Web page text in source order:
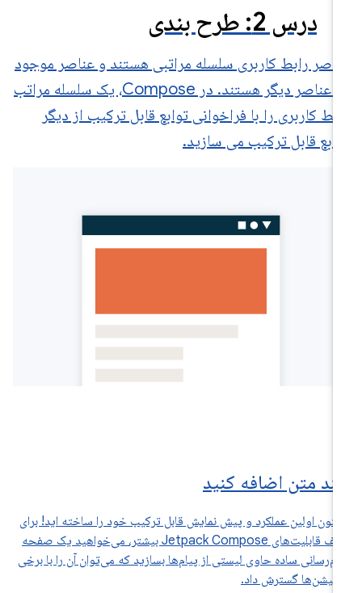
درس 2: طرح بندی
رابط کاربری سلسله مراتبی هستند و عناصر موجود
در عناصر دیگر هستند. در Compose، یک سلسله مراتب
کاربری را با فراخوانی توابع قابل ترکیب از دیگر
قابل ترکیب می سازید.
متن اضافه کنید
اولین عملکرد و پیش نمایش قابل ترکیب خود را ساخته اید! برای
کشف قابلیت‌های Jetpack Compose بیشتر، می‌خواهید یک صفحه
ساده حاوی لیستی از پیام‌ها بسازید که می‌توان آن را با برخی
گسترش داد.